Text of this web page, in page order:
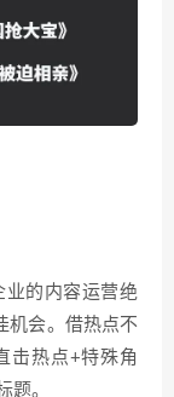
的内容运营绝
机会。借热点不
击热点+特殊角
题。